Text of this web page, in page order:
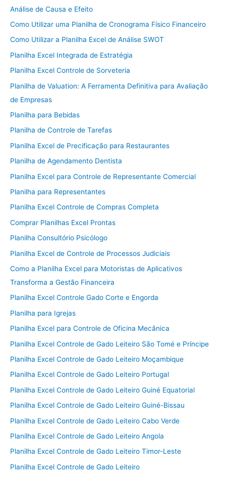
Análise de Causa e Efeito
Como Utilizar uma Planilha de Cronograma Físico Financeiro
Como Utilizar a Planilha Excel de Análise SWOT
Planilha Excel Integrada de Estratégia
Planilha Excel Controle de Sorveteria
Planilha de Valuation: A Ferramenta Definitiva para Avaliação
de Empresas
Planilha para Bebidas
Planilha de Controle de Tarefas
Planilha Excel de Precificação para Restaurantes
Planilha de Agendamento Dentista
Planilha Excel para Controle de Representante Comercial
Planilha para Representantes
Planilha Excel Controle de Compras Completa
Comprar Planilhas Excel Prontas
Planilha Consultório Psicólogo
Planilha Excel de Controle de Processos Judiciais
Como a Planilha Excel para Motoristas de Aplicativos
Transforma a Gestão Financeira
Planilha Excel Controle Gado Corte e Engorda
Planilha para Igrejas
Planilha Excel para Controle de Oficina Mecânica
Planilha Excel Controle de Gado Leiteiro São Tomé e Príncipe
Planilha Excel Controle de Gado Leiteiro Moçambique
Planilha Excel Controle de Gado Leiteiro Portugal
Planilha Excel Controle de Gado Leiteiro Guiné Equatorial
Planilha Excel Controle de Gado Leiteiro Guiné-Bissau
Planilha Excel Controle de Gado Leiteiro Cabo Verde
Planilha Excel Controle de Gado Leiteiro Angola
Planilha Excel Controle de Gado Leiteiro Timor-Leste
Planilha Excel Controle de Gado Leiteiro